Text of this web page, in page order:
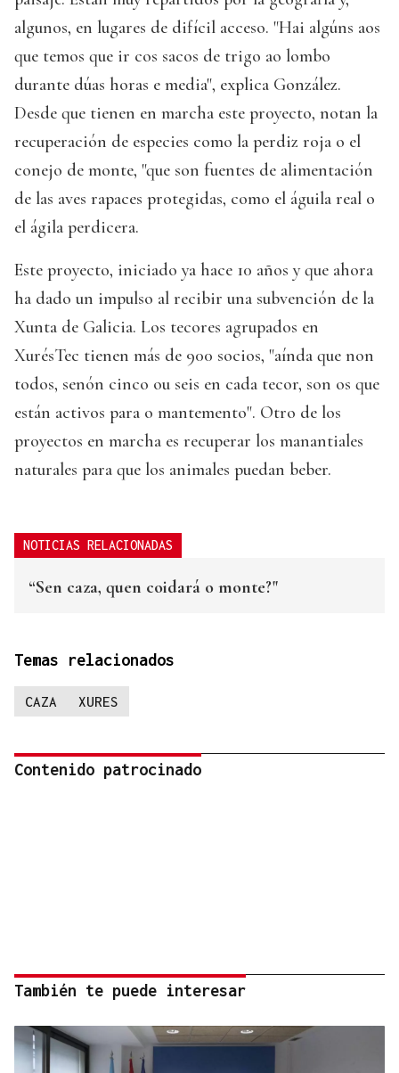
algunos, en lugares de difícil acceso. "Hai algúns aos
que temos que ir cos sacos de trigo ao lombo
durante dúas horas e media", explica González.
Desde que tienen en marcha este proyecto, notan la
recuperación de especies como la perdiz roja o el
conejo de monte, "que son fuentes de alimentación
de las aves rapaces protegidas, como el águila real o
el ágila perdicera.
Este proyecto, iniciado ya hace 10 años y que ahora
ha dado un impulso al recibir una subvención de la
Xunta de Galicia. Los tecores agrupados en
XurésTec tienen más de 900 socios, "aínda que non
todos, senón cinco ou seis en cada tecor, son os que
están activos para o mantemento". Otro de los
proyectos en marcha es recuperar los manantiales
naturales para que los animales puedan beber.
NOTICIAS RELACIONADAS
“Sen caza, quen coidará o monte?"
Temas relacionados
CAZA XURES
Contenido patrocinado
También te puede interesar